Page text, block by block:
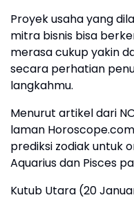
Proyek usaha yang
mitra bisnis bisa
merasa cukup yakin
secara perhatian
langkahmu.
Menurut artikel dari
laman
prediksi zodiak untuk
Aquarius dan Pisces
Kutub Utara (20